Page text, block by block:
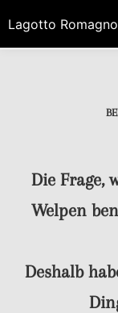
Die Frage,
Welpen
Deshalb